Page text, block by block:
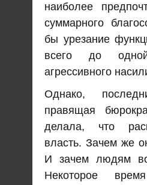
наиболее
суммарного
бы урезание
всего до
агрессивного
Однако,
правящая
делала, что
власть. Зачем же
И зачем людям
Некоторое